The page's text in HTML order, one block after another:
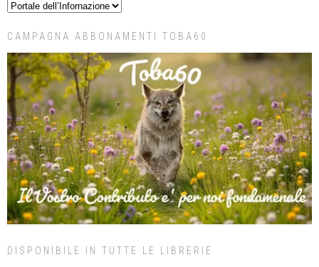
CAMPAGNA ABBONAMENTI TOBA60
DISPONIBILE IN TUTTE LE LIBRERIE